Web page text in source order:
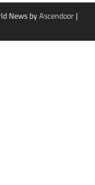
News byAscendoor |